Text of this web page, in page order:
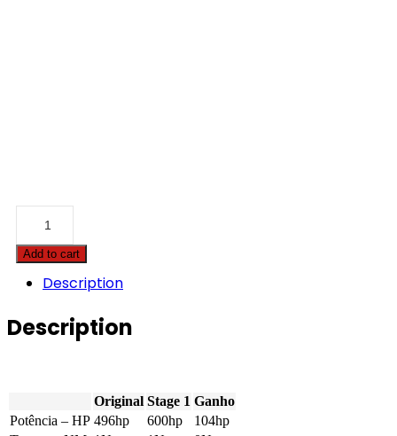
MT
-
855E
quantity
Add to cart
Description
Description
Original Stage 1 Ganho
Potência – HP 496hp 600hp
104hp